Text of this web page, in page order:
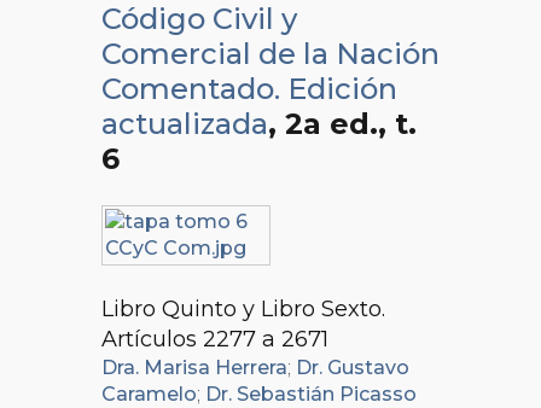
Código Civil y
Comercial de la Nación
Comentado. Edición
actualizada, 2a ed., t.
6
Libro Quinto y Libro Sexto.
Artículos 2277 a 2671
Dra. Marisa Herrera; Dr. Gustavo
Caramelo; Dr. Sebastián Picasso